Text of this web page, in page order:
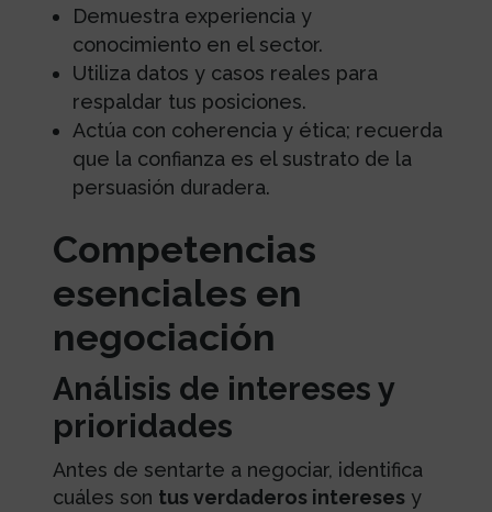
Demuestra experiencia y
conocimiento en el sector.
Utiliza datos y casos reales para
respaldar tus posiciones.
Actúa con coherencia y ética; recuerda
que la confianza es el sustrato de la
persuasión duradera.
Competencias
esenciales en
negociación
Análisis de intereses y
prioridades
Antes de sentarte a negociar, identifica
cuáles son tus verdaderos interesesy